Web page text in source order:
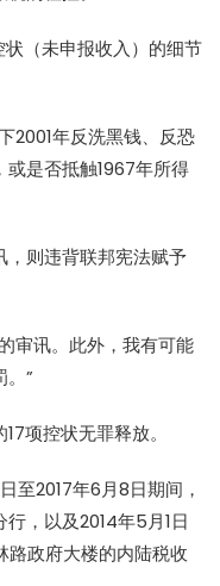
状（未申报收入）的细节
2001年反洗黑钱、反恐
是否抵触1967年所得
，则违背联邦宪法赋予
审讯。此外，我有可能
。”
项控状无罪释放。
至2017年6月8日期间，
，以及2014年5月1日
路政府大楼的内陆税收